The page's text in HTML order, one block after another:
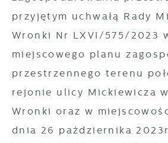
przyjętym uchwałą Rady
Wronki Nr LXVI/575/2023
miejscowego planu
przestrzennego terenu
rejonie ulicy Mickiewicza
Wronki oraz w
dnia 26 października
innych dostawców usług.
charakterze pośredników
treści w postaci wiadomości,
komunikatów mediów